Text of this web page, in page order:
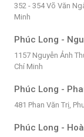
352 - 354 Võ Văn
Minh
Phúc Long -
1157 Nguyễn Ảnh
Chí Minh
Phúc Long -
481 Phan Văn Trị,
Phúc Long -